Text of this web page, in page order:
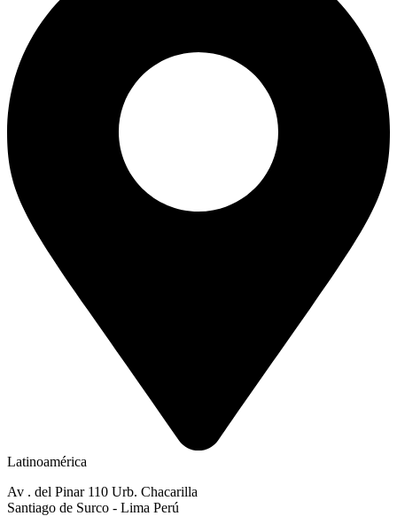
Latinoamérica
Av . del Pinar 110 Urb. Chacarilla
Santiago de Surco - Lima Perú